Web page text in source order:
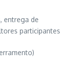
entrega de
participantes